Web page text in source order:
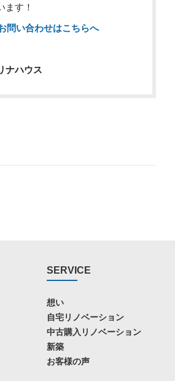
ます！
問い合わせはこちらへ
ナハウス
SERVICE
想い
自宅リノベーション
中古購入リノベーション
新築
お客様の声